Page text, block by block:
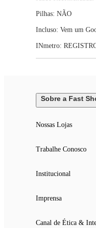
Pilhas: NÃO
Incluso: Vem um
INmetro:
Sobre a Fast
Nossas Lojas
Trabalhe Conosco
Institucional
Imprensa
Canal de Ética &